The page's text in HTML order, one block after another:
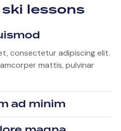
lessons
consectetur adipiscing elit.
mattis, pulvinar
ad minim